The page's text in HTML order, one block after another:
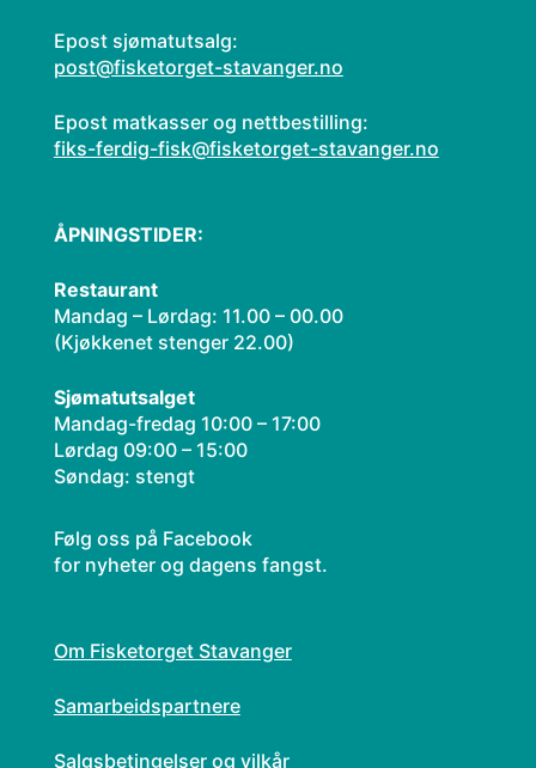
Epost sjømatutsalg:
post@fisketorget-stavanger.no
Epost matkasser og nettbestilling:
fiks-ferdig-fisk@fisketorget-stavanger.no
ÅPNINGSTIDER:
Restaurant
Mandag – Lørdag: 11.00 – 00.00
(Kjøkkenet stenger 22.00)​
Sjømatutsalget
Mandag-fredag 10:00 – 17:00
Lørdag 09:00 – 15:00
Søndag: stengt
Følg oss på Facebook
for nyheter og dagens fangst.
Om Fisketorget Stavanger
Samarbeidspartnere
Salgsbetingelser og vilkår